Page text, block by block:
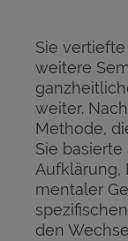
Sie
weitere
weiter.
Methode,
Sie
Aufklärung,
mentaler
den